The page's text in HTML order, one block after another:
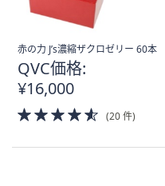
赤の力 J’s濃縮ザクロゼリー 60本
QVC価格:
¥16,000
4.5
of
(20 件)